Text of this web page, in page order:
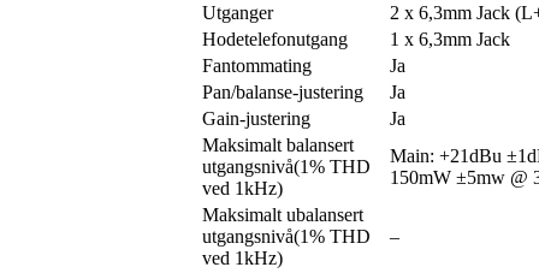
Utganger
2 x 6,3mm Jack
Hodetelefonutgang
1 x 6,3mm Jack
Fantommating
Ja
Pan/balanse-justering
Ja
Gain-justering
Ja
Maksimalt balansert
utgangsnivå(1% THD
ved 1kHz)
Main: +21dBu
150mW ±5mw @
Maksimalt ubalansert
utgangsnivå(1% THD
ved 1kHz)
–